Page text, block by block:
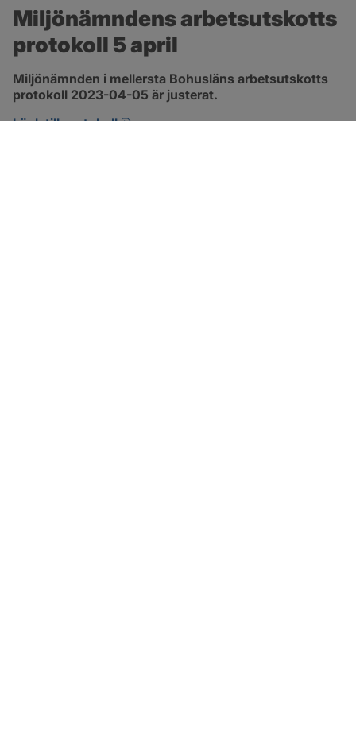
Miljönämndens arbetsutskotts
protokoll 5 april
Miljönämnden i mellersta Bohusläns arbetsutskotts
protokoll 2023-04-05 är justerat.
Länk till protokoll
pdf, 257.8 kB, öppnas i nytt fönster.